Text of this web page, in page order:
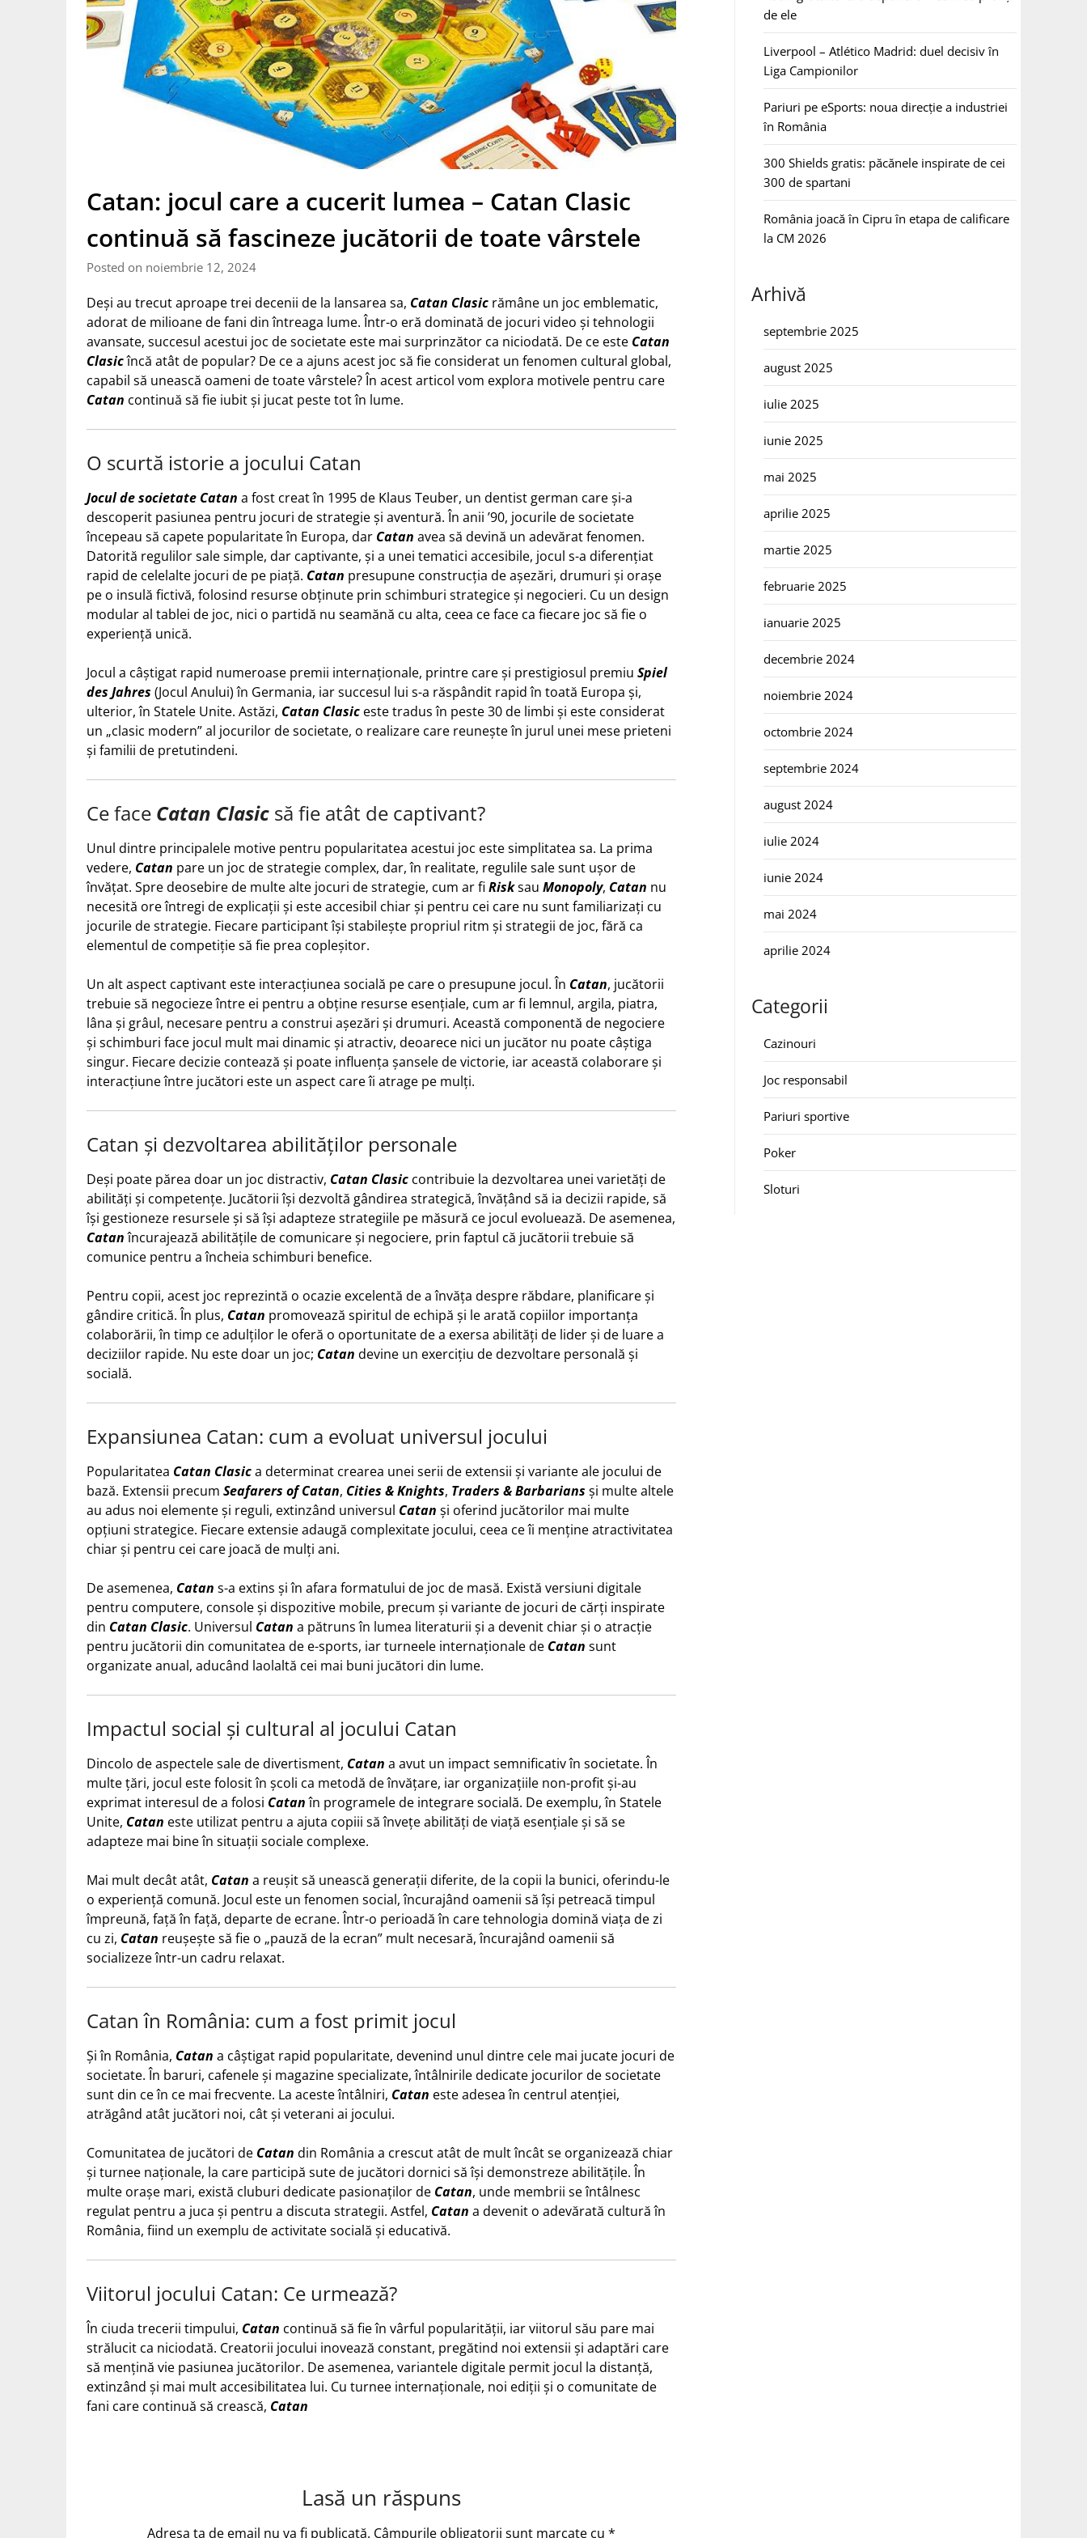
Catan: jocul care a cucerit lumea – Catan Clasic
continuă să fascineze jucătorii de toate vârstele
Posted on noiembrie 12, 2024
Deși au trecut aproape trei decenii de la lansarea sa, Catan Clasic rămâne un joc emblematic,
adorat de milioane de fani din întreaga lume. Într-o eră dominată de jocuri video și tehnologii
avansate, succesul acestui joc de societate este mai surprinzător ca niciodată. De ce este Catan
Clasicîncă atât de popular? De ce a ajuns acest joc să fie considerat un fenomen cultural global,
capabil să unească oameni de toate vârstele? În acest articol vom explora motivele pentru care
Catan continuă să fie iubit și jucat peste tot în lume.
O scurtă istorie a jocului Catan
Jocul de societate Catan a fost creat în 1995 de Klaus Teuber, un dentist german care și-a
descoperit pasiunea pentru jocuri de strategie și aventură. În anii ’90, jocurile de societate
începeau să capete popularitate în Europa, dar Catan avea să devină un adevărat fenomen.
Datorită regulilor sale simple, dar captivante, și a unei tematici accesibile, jocul s-a diferențiat
rapid de celelalte jocuri de pe piață. Catan presupune construcția de așezări, drumuri și orașe
pe o insulă fictivă, folosind resurse obținute prin schimburi strategice și negocieri. Cu un design
modular al tablei de joc, nici o partidă nu seamănă cu alta, ceea ce face ca fiecare joc să fie o
experiență unică.
Jocul a câștigat rapid numeroase premii internaționale, printre care și prestigiosul premiu Spiel
des Jahres (Jocul Anului) în Germania, iar succesul lui s-a răspândit rapid în toată Europa și,
ulterior, în Statele Unite. Astăzi, Catan Clasic este tradus în peste 30 de limbi și este considerat
un „clasic modern” al jocurilor de societate, o realizare care reunește în jurul unei mese prieteni
și familii de pretutindeni.
Ce face Catan Clasic să fie atât de captivant?
Unul dintre principalele motive pentru popularitatea acestui joc este simplitatea sa. La prima
vedere, Catan pare un joc de strategie complex, dar, în realitate, regulile sale sunt ușor de
învățat. Spre deosebire de multe alte jocuri de strategie, cum ar fi Risksau Monopoly, Catan nu
necesită ore întregi de explicații și este accesibil chiar și pentru cei care nu sunt familiarizați cu
jocurile de strategie. Fiecare participant își stabilește propriul ritm și strategii de joc, fără ca
elementul de competiție să fie prea copleșitor.
Un alt aspect captivant este interacțiunea socială pe care o presupune jocul. În Catan, jucătorii
trebuie să negocieze între ei pentru a obține resurse esențiale, cum ar fi lemnul, argila, piatra,
lâna și grâul, necesare pentru a construi așezări și drumuri. Această componentă de negociere
și schimburi face jocul mult mai dinamic și atractiv, deoarece nici un jucător nu poate câștiga
singur. Fiecare decizie contează și poate influența șansele de victorie, iar această colaborare și
interacțiune între jucători este un aspect care îi atrage pe mulți.
Catan și dezvoltarea abilităților personale
Deși poate părea doar un joc distractiv, Catan Clasic contribuie la dezvoltarea unei varietăți de
abilități și competențe. Jucătorii își dezvoltă gândirea strategică, învățând să ia decizii rapide, să
își gestioneze resursele și să își adapteze strategiile pe măsură ce jocul evoluează. De asemenea,
Catanîncurajează abilitățile de comunicare și negociere, prin faptul că jucătorii trebuie să
comunice pentru a încheia schimburi benefice.
Pentru copii, acest joc reprezintă o ocazie excelentă de a învăța despre răbdare, planificare și
gândire critică. În plus, Catan promovează spiritul de echipă și le arată copiilor importanța
colaborării, în timp ce adulților le oferă o oportunitate de a exersa abilități de lider și de luare a
deciziilor rapide. Nu este doar un joc; Catan devine un exercițiu de dezvoltare personală și
socială.
Expansiunea Catan: cum a evoluat universul jocului
Popularitatea Catan Clasica determinat crearea unei serii de extensii și variante ale jocului de
bază. Extensii precum Seafarers of Catan, Cities & Knights, Traders & Barbarians și multe altele
au adus noi elemente și reguli, extinzând universul Catan și oferind jucătorilor mai multe
opțiuni strategice. Fiecare extensie adaugă complexitate jocului, ceea ce îi menține atractivitatea
chiar și pentru cei care joacă de mulți ani.
De asemenea, Catan s-a extins și în afara formatului de joc de masă. Există versiuni digitale
pentru computere, console și dispozitive mobile, precum și variante de jocuri de cărți inspirate
din Catan Clasic. Universul Catan a pătruns în lumea literaturii și a devenit chiar și o atracție
pentru jucătorii din comunitatea de e-sports, iar turneele internaționale de Catan sunt
organizate anual, aducând laolaltă cei mai buni jucători din lume.
Impactul social și cultural al jocului Catan
Dincolo de aspectele sale de divertisment, Catan a avut un impact semnificativ în societate. În
multe țări, jocul este folosit în școli ca metodă de învățare, iar organizațiile non-profit și-au
exprimat interesul de a folosi Catanîn programele de integrare socială. De exemplu, în Statele
Unite, Catan este utilizat pentru a ajuta copiii să învețe abilități de viață esențiale și să se
adapteze mai bine în situații sociale complexe.
Mai mult decât atât, Catan a reușit să unească generații diferite, de la copii la bunici, oferindu-le
o experiență comună. Jocul este un fenomen social, încurajând oamenii să își petreacă timpul
împreună, față în față, departe de ecrane. Într-o perioadă în care tehnologia domină viața de zi
cu zi, Catan reușește să fie o „pauză de la ecran” mult necesară, încurajând oamenii să
socializeze într-un cadru relaxat.
Catan în România: cum a fost primit jocul
Și în România, Catan a câștigat rapid popularitate, devenind unul dintre cele mai jucate jocuri de
societate. În baruri, cafenele și magazine specializate, întâlnirile dedicate jocurilor de societate
sunt din ce în ce mai frecvente. La aceste întâlniri, Catan este adesea în centrul atenției,
atrăgând atât jucători noi, cât și veterani ai jocului.
Comunitatea de jucători de Catan din România a crescut atât de mult încât se organizează chiar
și turnee naționale, la care participă sute de jucători dornici să își demonstreze abilitățile. În
multe orașe mari, există cluburi dedicate pasionaților de Catan, unde membrii se întâlnesc
regulat pentru a juca și pentru a discuta strategii. Astfel, Catan a devenit o adevărată cultură în
România, fiind un exemplu de activitate socială și educativă.
Viitorul jocului Catan: Ce urmează?
În ciuda trecerii timpului, Catan continuă să fie în vârful popularității, iar viitorul său pare mai
strălucit ca niciodată. Creatorii jocului inovează constant, pregătind noi extensii și adaptări care
să mențină vie pasiunea jucătorilor. De asemenea, variantele digitale permit jocul la distanță,
extinzând și mai mult accesibilitatea lui. Cu turnee internaționale, noi ediții și o comunitate de
fani care continuă să crească, Catan
Lasă un răspuns
Adresa ta de email nu va fi publicată. Câmpurile obligatorii sunt marcate cu *
de ele
Liverpool – Atlético Madrid: duel decisiv în
Liga Campionilor
Pariuri pe eSports: noua direcție a industriei
în România
300 Shields gratis: păcănele inspirate de cei
300 de spartani
România joacă în Cipru în etapa de calificare
la CM 2026
Arhivă
septembrie 2025
august 2025
iulie 2025
iunie 2025
mai 2025
aprilie 2025
martie 2025
februarie 2025
ianuarie 2025
decembrie 2024
noiembrie 2024
octombrie 2024
septembrie 2024
august 2024
iulie 2024
iunie 2024
mai 2024
aprilie 2024
Categorii
Cazinouri
Joc responsabil
Pariuri sportive
Poker
Sloturi